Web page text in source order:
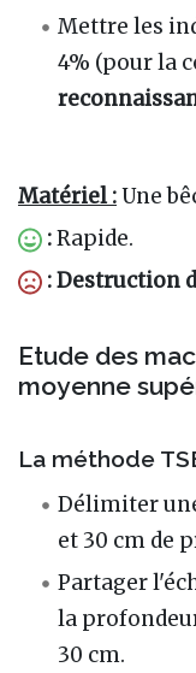
Mettre les
4% (pour la
Matériel :Une
:Rapide.
: Destruction
Etude des
moyenne
La méthode
Délimiter
et 30 cm de
Partager
la
30 cm.